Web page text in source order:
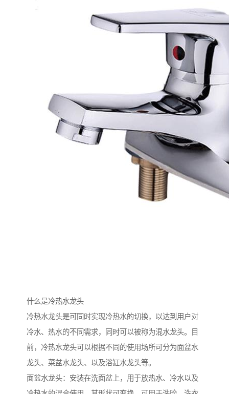
什么是冷热水龙头
冷热水龙头是可同时实现冷热水的切换，以达到用户对
冷水、热水的不同需求，同时可以被称为混水龙头。目
前，冷热水龙头可以根据不同的使用场所可分为面盆水
龙头、菜盆水龙头、以及浴缸水龙头等。
面盆水龙头：安装在洗面盆上，用于放热水、冷水以及